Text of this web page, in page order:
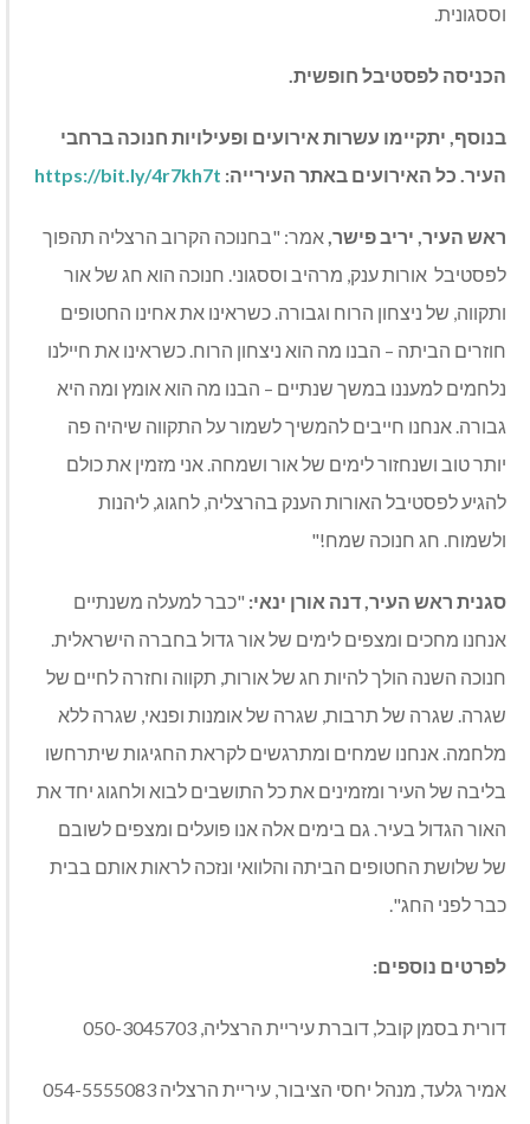
וססגונית.
הכניסה לפסטיבל חופשית.
בנוסף, יתקיימו עשרות אירועים ופעילויות חנוכה ברחבי
העיר. כל האירועים באתר העירייה:
https://bit.ly/4r7kh7t
ראש העיר, יריבפישר,אמר: "בחנוכה הקרוב הרצליה תהפוך
לפסטיבל אורות ענק, מרהיב וססגוני. חנוכה הוא חג של אור
ותקווה, של ניצחון הרוח וגבורה. כשראינו את אחינו החטופים
חוזרים הביתה – הבנו מה הוא ניצחון הרוח. כשראינו את חיילנו
נלחמים למעננו במשך שנתיים – הבנו מה הוא אומץ ומה היא
גבורה. אנחנו חייבים להמשיך לשמור על התקווה שיהיה פה
יותר טוב ושנחזור לימים של אור ושמחה. אני מזמין את כולם
להגיע לפסטיבל האורות הענק בהרצליה, לחגוג, ליהנות
ולשמוח. חג חנוכה שמח!"
סגנית ראש העיר,דנה אורן ינאי:
"כבר למעלה משנתיים
אנחנו מחכים ומצפים לימים של אור גדול בחברה הישראלית.
חנוכה השנה הולך להיות חג של אורות, תקווה וחזרה לחיים של
שגרה. שגרה של תרבות, שגרה של אומנות ופנאי, שגרה ללא
מלחמה. אנחנו שמחים ומתרגשים לקראת החגיגות שיתרחשו
בליבה של העיר ומזמינים את כל התושבים לבוא ולחגוג יחד את
האור הגדול בעיר. גם בימים אלה אנו פועלים ומצפים לשובם
של שלושת החטופים הביתה והלוואי ונזכה לראות אותם בבית
כבר לפני החג".
לפרטים נוספים:
דורית בסמן קובל, דוברת עיריית הרצליה, 050-3045703
אמיר גלעד, מנהל יחסי הציבור, עיריית הרצליה